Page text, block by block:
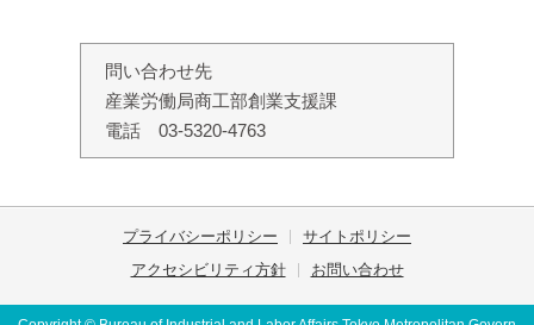
問い合わせ先
産業労働局商工部創業支援課
電話 03-5320-4763
プライバシーポリシー
サイトポリシー
アクセシビリティ方針
お問い合わせ